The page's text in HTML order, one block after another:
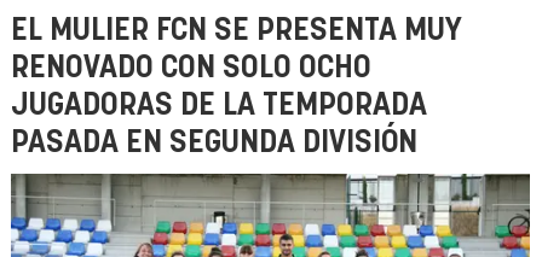
EL MULIER FCN SE PRESENTA MUY
RENOVADO CON SOLO OCHO
JUGADORAS DE LA TEMPORADA
PASADA EN SEGUNDA DIVISIÓN